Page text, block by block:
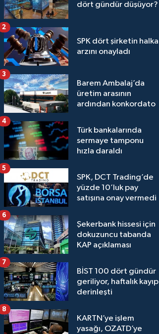
dört gündür düşüyor?
SPK dört şirketin halka
arzını onayladı
2
Barem Ambalaj’da
üretim arasının
ardından konkordato
3
Türk bankalarında
sermaye tamponu
hızla daraldı
4
SPK, DCT Trading’de
yüzde 10’luk pay
satışına onay vermedi
5
Şekerbank hissesi için
dokuzuncu tabanda
KAP açıklaması
6
BİST 100 dört gündür
geriliyor, haftalık kayıp
derinleşti
7
KARTN’ye işlem
yasağı, OZATD’ye
8